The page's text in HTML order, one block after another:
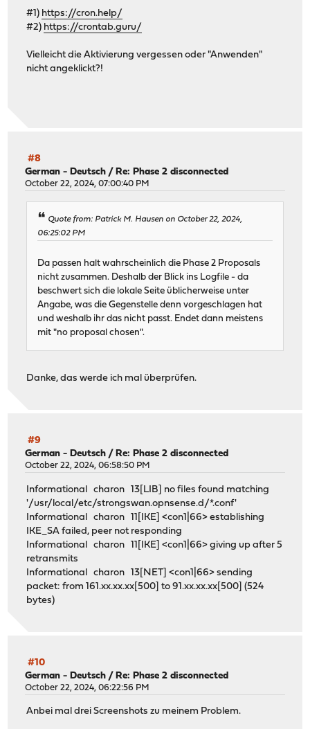
#1) https://cron.help/
#2) https://crontab.guru/
Vielleicht die Aktivierung vergessen oder "Anwenden"
nicht angeklickt?!
#8
German - Deutsch /Re: Phase 2 disconnected
October 22, 2024, 07:00:40 PM
Quote from: Patrick M. Hausen on October 22, 2024,
06:25:02 PM
Da passen halt wahrscheinlich die Phase 2 Proposals
nicht zusammen. Deshalb der Blick ins Logfile - da
beschwert sich die lokale Seite üblicherweise unter
Angabe, was die Gegenstelle denn vorgeschlagen hat
und weshalb ihr das nicht passt. Endet dann meistens
mit "no proposal chosen".
Danke, das werde ich mal überprüfen.
#9
German - Deutsch /Re: Phase 2 disconnected
October 22, 2024, 06:58:50 PM
Informational charon 13[LIB] no files found matching
'/usr/local/etc/strongswan.opnsense.d/*.conf'
Informational charon 11[IKE] <con1|66> establishing
IKE_SA failed, peer not responding
Informational charon 11[IKE] <con1|66> giving up after 5
retransmits
Informational charon 13[NET] <con1|66> sending
packet: from 161.xx.xx.xx[500] to 91.xx.xx.xx[500] (524
bytes)
#10
German - Deutsch / Re: Phase 2 disconnected
October 22, 2024, 06:22:56 PM
Anbei mal drei Screenshots zu meinem Problem.